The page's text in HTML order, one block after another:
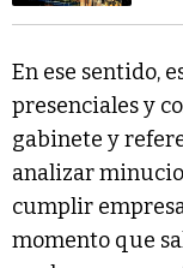
En ese sentido,
presenciales y
gabinete y
analizar
cumplir
momento que